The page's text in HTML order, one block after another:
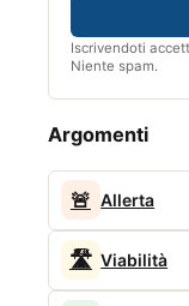
Iscrivendoti
Niente spam.
Argomenti
🚨 Allerta
🛣️ Viabilità